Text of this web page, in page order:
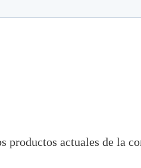
actuales de la